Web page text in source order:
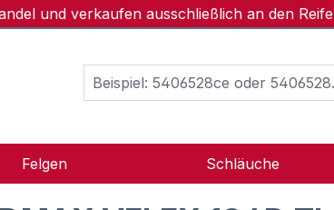
und verkaufen ausschließlich an den
Felgen Schläuche